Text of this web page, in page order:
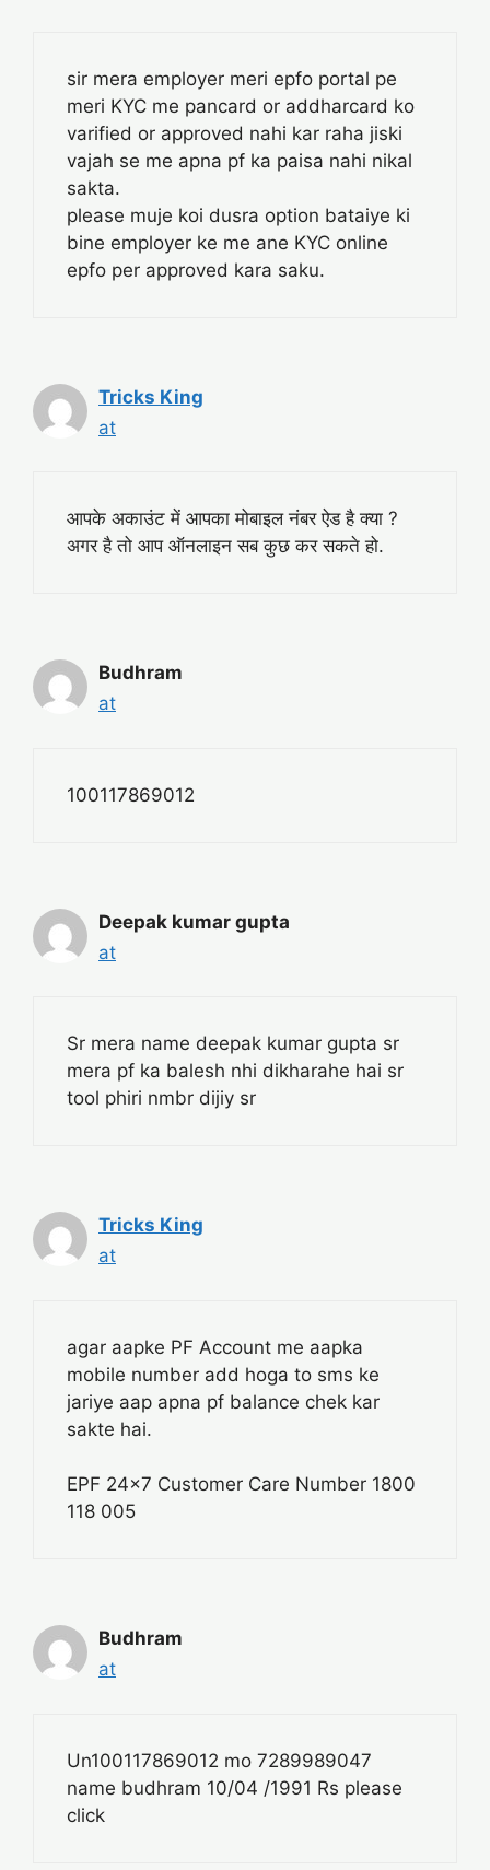
sir mera employer meri epfo portal pe
meri KYC me pancard or addharcard ko
varified or approved nahi kar raha jiski
vajah se me apna pf ka paisa nahi nikal
sakta.
please muje koi dusra option bataiye ki
bine employer ke me ane KYC online
epfo per approved kara saku.
Tricks King
at
आपके अकाउंट में आपका मोबाइल नंबर ऐड है क्या ?
अगर है तो आप ऑनलाइन सब कुछ कर सकते हो.
Budhram
at
100117869012
Deepak kumar gupta
at
Sr mera name deepak kumar gupta sr
mera pf ka balesh nhi dikharahe hai sr
tool phiri nmbr dijiy sr
Tricks King
at
agar aapke PF Account me aapka
mobile number add hoga to sms ke
jariye aap apna pf balance chek kar
sakte hai.
EPF 24×7 Customer Care Number 1800
118 005
Budhram
at
Un100117869012 mo 7289989047
name budhram 10/04 /1991 Rs please
click